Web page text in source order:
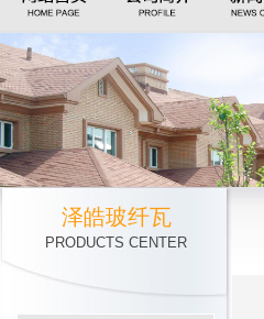
泽皓玻纤瓦
PRODUCTS CENTER